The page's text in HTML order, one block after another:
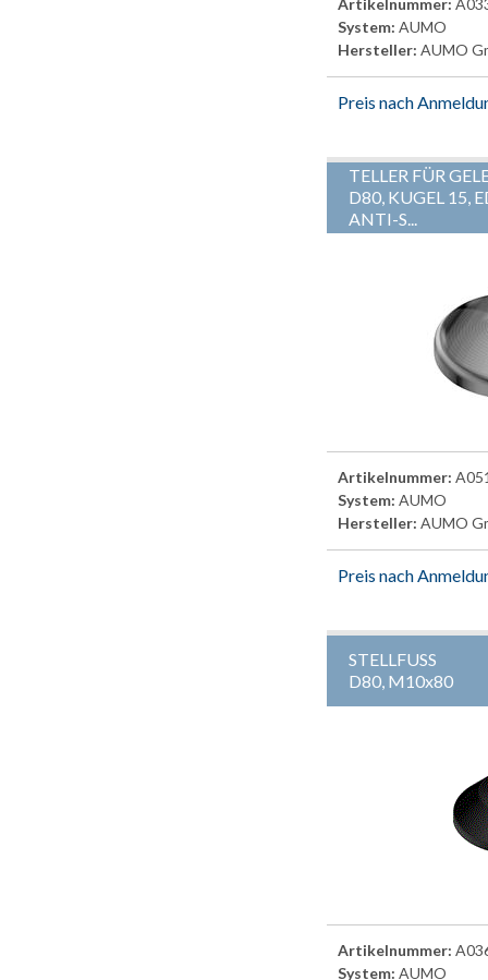
Artikelnummer:
System: AUMO
Hersteller: AUMO
Preis nach
TELLER FÜR
D80, KUGEL 15,
ANTI-S...
Artikelnummer:
System: AUMO
Hersteller: AUMO
Preis nach
STELLFUSS
D80, M10x80
Artikelnummer:
System: AUMO